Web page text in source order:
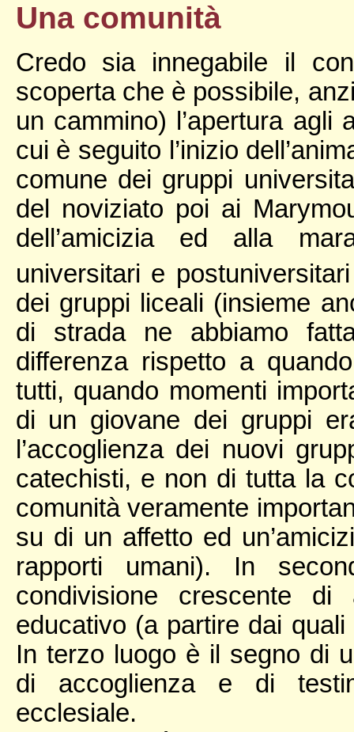
Una comunità
Credo sia innegabile il
scoperta che è possibile,
un cammino) l’apertura agli
cui è seguito l’inizio
comune dei gruppi
del noviziato poi ai
dell’amicizia ed alla
universitari e
dei gruppi liceali (insieme
di strada ne abbiamo
differenza rispetto a
tutti, quando momenti
di un giovane dei gruppi
l’accoglienza dei nuovi
catechisti, e non di tutta la
comunità veramente
su di un affetto ed
rapporti umani). In
condivisione crescente
educativo (a partire dai
In terzo luogo è il segno di
di accoglienza e di
ecclesiale.